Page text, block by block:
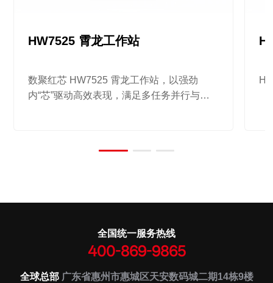
HW7525 霄龙工作站
数聚红芯 HW7525 霄龙工作站，以强劲
内“芯”驱动高效表现，满足多任务并行与海
全国统一服务热线
400-869-9865
全球总部广东省惠州市惠城区天安数码城二期14栋9楼